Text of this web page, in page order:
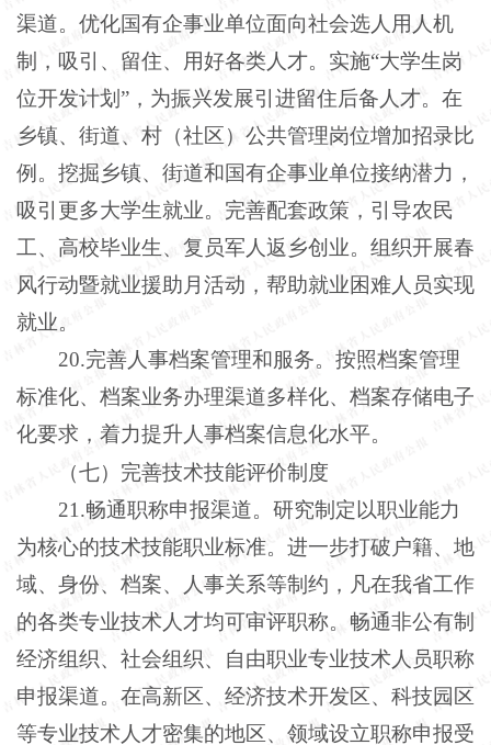
渠道。优化国有企事业单位面向社会选人用人机
制，吸引、留住、用好各类人才。实施“大学生岗
位开发计划”，为振兴发展引进留住后备人才。在
乡镇、街道、村（社区）公共管理岗位增加招录比
例。挖掘乡镇、街道和国有企事业单位接纳潜力，
吸引更多大学生就业。完善配套政策，引导农民
工、高校毕业生、复员军人返乡创业。组织开展春
风行动暨就业援助月活动，帮助就业困难人员实现
就业。
20.完善人事档案管理和服务。按照档案管理
标准化、档案业务办理渠道多样化、档案存储电子
化要求，着力提升人事档案信息化水平。
（七）完善技术技能评价制度
21.畅通职称申报渠道。研究制定以职业能力
为核心的技术技能职业标准。进一步打破户籍、地
域、身份、档案、人事关系等制约，凡在我省工作
的各类专业技术人才均可审评职称。畅通非公有制
经济组织、社会组织、自由职业专业技术人员职称
申报渠道。在高新区、经济技术开发区、科技园区
等专业技术人才密集的地区、领域设立职称申报受